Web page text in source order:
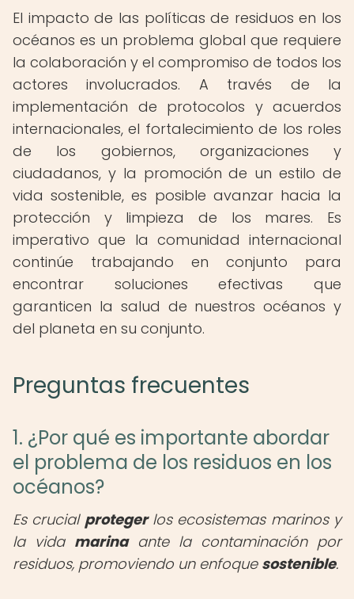
El impacto de las políticas de residuos en los
océanos es un problema global que requiere
la colaboración y el compromiso de todos los
actores involucrados. A través de la
implementación de protocolos y acuerdos
internacionales, el fortalecimiento de los roles
de los gobiernos, organizaciones y
ciudadanos, y la promoción de un estilo de
vida sostenible, es posible avanzar hacia la
protección y limpieza de los mares. Es
imperativo que la comunidad internacional
continúe trabajando en conjunto para
encontrar soluciones efectivas que
garanticen la salud de nuestros océanos y
del planeta en su conjunto.
Preguntas frecuentes
1. ¿Por qué es importante abordar
el problema de los residuos en los
océanos?
Es crucial protegerlos ecosistemas marinos y
la vida marinaante la contaminación por
residuos, promoviendo un enfoque sostenible.